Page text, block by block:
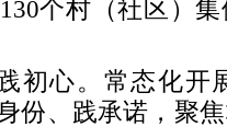
个村（社区）
初心。常态化开
份、践承诺，聚